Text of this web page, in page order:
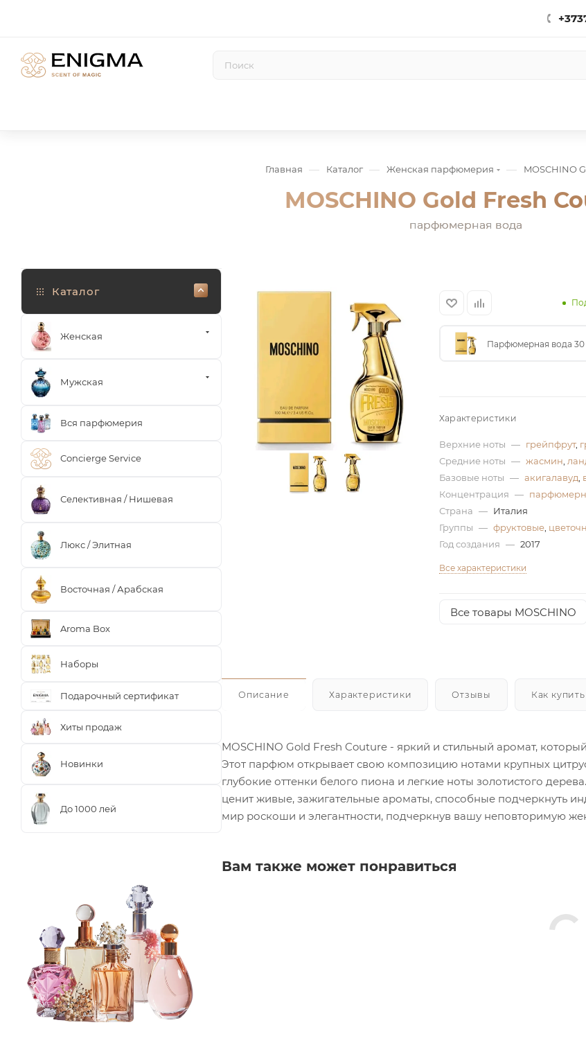
Главная — Каталог — Женская парфюмерия — MOSCHINO
MOSCHINO Gold Fresh
парфюмерная вода
Парфюмерная вода
Характеристики
Верхние ноты — грейпфрут,
Средние ноты — жасмин
Базовые ноты — акигалавуд
Концентрация —
Страна — Италия
Группы — фруктовые,
Год создания — 2017
Все характеристики
Все товары MOSCHINO
Описание Характеристики Отзывы Как купить
MOSCHINO Gold Fresh Couture - яркий и стильный аромат,
Этот парфюм открывает свою композицию нотами крупных
глубокие оттенки белого пиона и легкие ноты золотистого
ценит живые, зажигательные ароматы, способные подчеркнуть
мир роскоши и элегантности, подчеркнув вашу неповторимую
Вам также может понравиться
Каталог
Женская
Мужская
Вся парфюмерия
Concierge Service
Селективная / Нишевая
Люкс / Элитная
Восточная / Арабская
Aroma Box
Наборы
Подарочный сертификат
Хиты продаж
Новинки
До 1000 лей